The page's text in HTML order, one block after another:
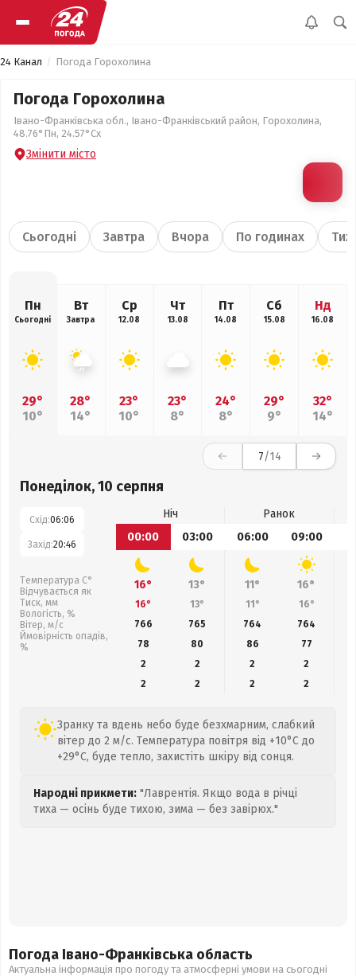
24 Канал Погода Горохолина
Погода Горохолина
Івано-Франківська обл., Івано-Франківський район, Горохолина,
48.76°Пн, 24.57°Сх
Змінити місто
Сьогодні Завтра Вчора По годинах
Пн
Сьогодні
29°
10°
Вт
Завтра
28°
14°
Ср
12.08
23°
10°
Чт
13.08
23°
8°
Пт
14.08
24°
8°
Сб
15.08
29°
9°
Нд
16.08
32°
14°
7/14
Понеділок, 10 серпня
Схід:06:06
Захід:20:46
Температура С°
Відчувається як
Тиск, мм
Вологість, %
Вітер, м/с
Ймовірність опадів,
%
Ніч
Ранок
00:00
03:00 06:00 09:00
16° 13° 11° 16°
16° 13° 11° 16°
766
765 764 764
78
80 86 77
2
2 2
2
2
2 2 2
Зранку та вдень небо буде безхмарним, слабкий
вітер до 2 м/с. Температура повітря від +10°C до
+29°C, буде тепло, захистіть шкіру від сонця.
Народні прикмети: "Лаврентія. Якщо вода в річці
тиха — осінь буде тихою, зима — без завірюх."
Погода Івано-Франківська область
Актуальна інформація про погоду та атмосферні умови на сьогодні